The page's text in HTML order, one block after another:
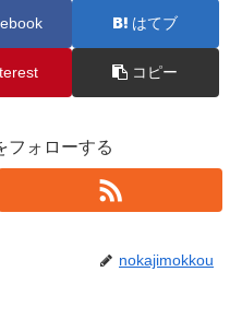
はてブ
コピー
フォローする
nokajimokkou